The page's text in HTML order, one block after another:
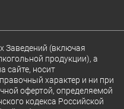
Заведений (включая
продукции), а
сайте, носит
характер и ни при
офертой, определяемой
кодекса Российской